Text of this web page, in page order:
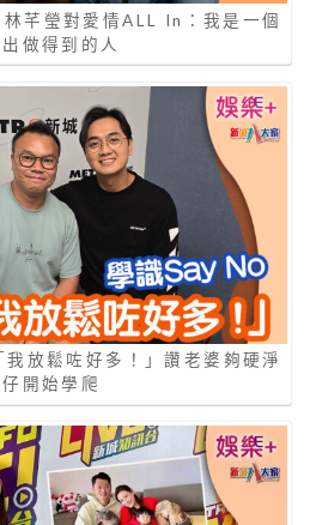
芊瑩對愛情ALL In：我是一個
做得到的人
放鬆咗好多！」讚老婆夠硬淨
仔開始學爬